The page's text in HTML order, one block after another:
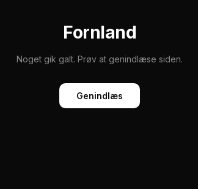
Fornland
Noget gik galt. Prøv at genindlæse siden.
Genindlæs